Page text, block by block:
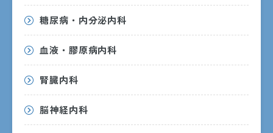
糖尿病・内分泌内科
血液・膠原病内科
腎臓内科
脳神経内科
インフォメーション